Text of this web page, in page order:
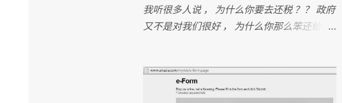
我听很多人说 ， 为什么你要去还税 ？？ 政府
又不是对我们很好 ， 为什么你那么笨还给政
人是不是不能成功？ 我们孩子上学是免费的
， 去政府医院是不用付钱